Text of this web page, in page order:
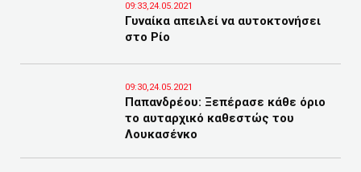
09:33,24.05.2021
Γυναίκα απειλεί να αυτοκτονήσει
στο Ρίο
09:30,24.05.2021
Παπανδρέου: Ξεπέρασε κάθε όριο
το αυταρχικό καθεστώς του
Λουκασένκο